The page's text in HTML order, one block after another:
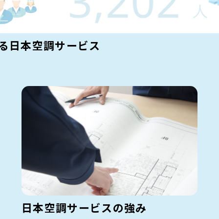
日本空調サービス
日本空調サービスの強み